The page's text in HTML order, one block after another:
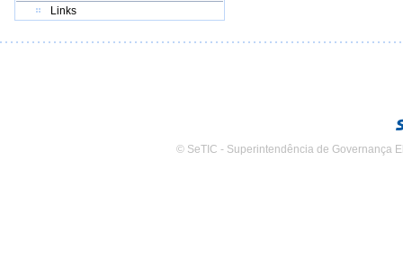
Links
© SeTIC - Superintendência de Governança